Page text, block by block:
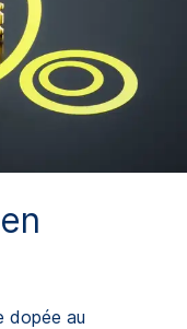
dopée au